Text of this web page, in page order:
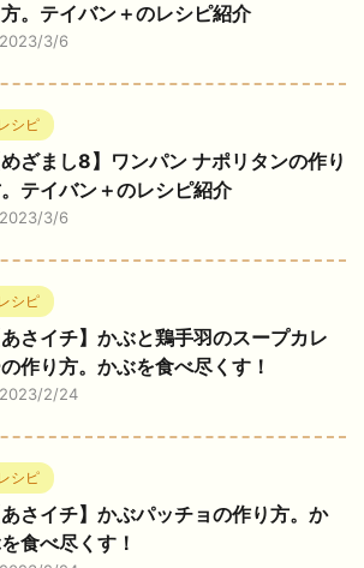
方。テイバン＋のレシピ紹介
2023/3/6
シピ
めざまし8】ワンパン ナポリタンの作り
テイバン＋のレシピ紹介
2023/3/6
シピ
あさイチ】かぶと鶏手羽のスープカレ
作り方。かぶを食べ尽くす！
2023/2/24
シピ
あさイチ】かぶパッチョの作り方。か
食べ尽くす！